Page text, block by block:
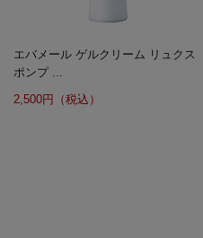
エバメール ゲルクリーム リュクス
ポンプ ...
2,500円（税込）